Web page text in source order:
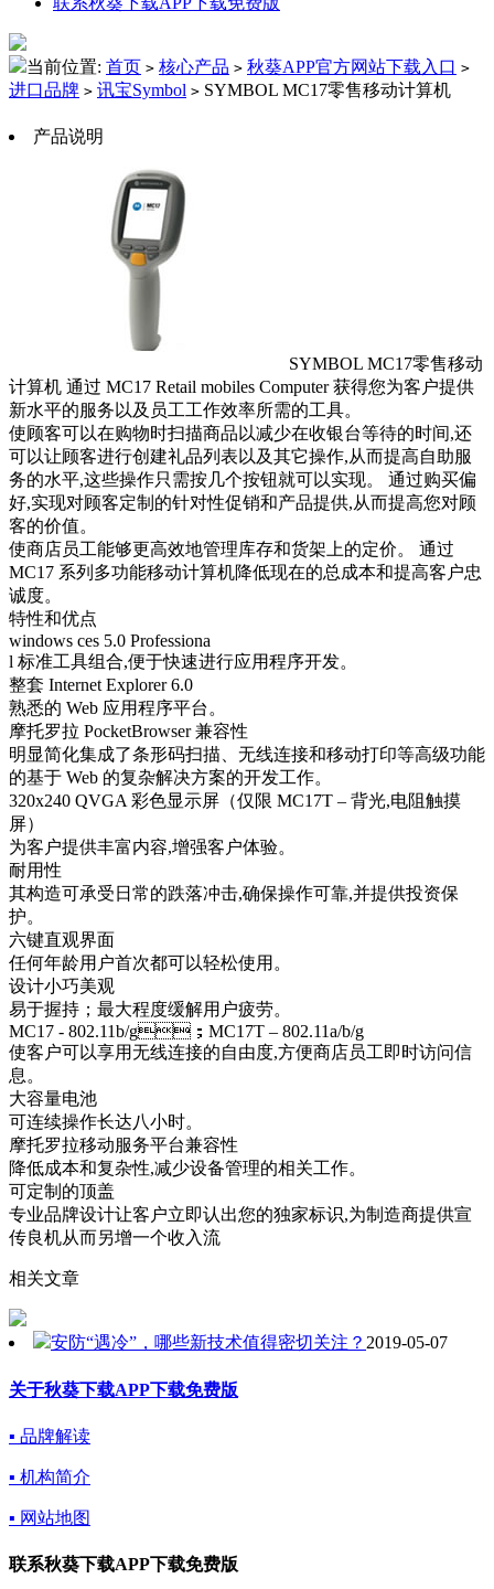
当前位置: 首页 > 核心产品 > 秋葵APP官方网站下载入口 >
进口品牌 > 讯宝Symbol > SYMBOL MC17零售移动计算机
产品说明
SYMBOL MC17零售移动
计算机 通过 MC17 Retail mobiles Computer 获得您为客户提供
新水平的服务以及员工工作效率所需的工具。
使顾客可以在购物时扫描商品以减少在收银台等待的时间,还
可以让顾客进行创建礼品列表以及其它操作,从而提高自助服
务的水平,这些操作只需按几个按钮就可以实现。 通过购买偏
好,实现对顾客定制的针对性促销和产品提供,从而提高您对顾
客的价值。
使商店员工能够更高效地管理库存和货架上的定价。 通过
MC17 系列多功能移动计算机降低现在的总成本和提高客户忠
诚度。
特性和优点
windows ces 5.0 Professiona
l 标准工具组合,便于快速进行应用程序开发。
整套 Internet Explorer 6.0
熟悉的 Web 应用程序平台。
摩托罗拉 PocketBrowser 兼容性
明显简化集成了条形码扫描、无线连接和移动打印等高级功能
的基于 Web 的复杂解决方案的开发工作。
320x240 QVGA 彩色显示屏（仅限 MC17T – 背光,电阻触摸
屏）
为客户提供丰富内容,增强客户体验。
耐用性
其构造可承受日常的跌落冲击,确保操作可靠,并提供投资保
护。
六键直观界面
任何年龄用户首次都可以轻松使用。
设计小巧美观
易于握持；最大程度缓解用户疲劳。
MC17 - 802.11b/g；MC17T – 802.11a/b/g
使客户可以享用无线连接的自由度,方便商店员工即时访问信
息。
大容量电池
可连续操作长达八小时。
摩托罗拉移动服务平台兼容性
降低成本和复杂性,减少设备管理的相关工作。
可定制的顶盖
专业品牌设计让客户立即认出您的独家标识,为制造商提供宣
传良机从而另增一个收入流
相关文章
安防“遇冷”，哪些新技术值得密切关注？ 2019-05-07
关于秋葵下载APP下载免费版
▪ 品牌解读
▪ 机构简介
▪ 网站地图
联系秋葵下载APP下载免费版